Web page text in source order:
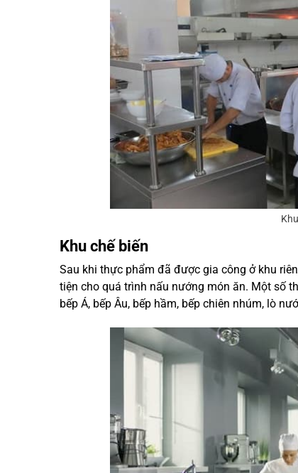
Khu chế biến
Sau khi thực phẩm đã được gia công ở khu
tiện cho quá trình nấu nướng món ăn. Một số
bếp Á, bếp Âu, bếp hầm, bếp chiên nhúm, lò